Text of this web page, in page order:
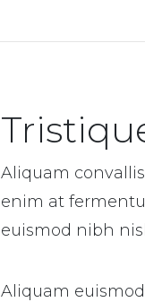
Aliquam
enim at
euismod nibh
Aliquam